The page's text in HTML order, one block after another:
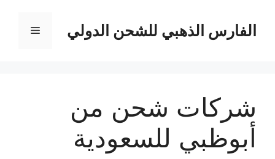
المحتوىالفارس الذهبي للشحن الدولي القائمة
شركات شحن من
أبوظبي للسعودية